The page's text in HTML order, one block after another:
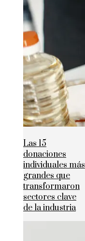
Las 15
donaciones
individuales más
grandes que
transformaron
sectores clave
de la industria